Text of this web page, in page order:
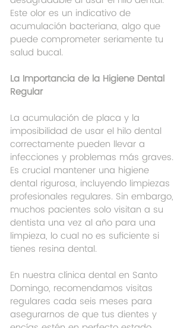
Este olor es un indicativo de
acumulación bacteriana, algo que
puede comprometer seriamente tu
salud bucal.
La Importancia de la Higiene Dental
Regular
La acumulación de placa y la
imposibilidad de usar el hilo dental
correctamente pueden llevar a
infecciones y problemas más graves.
Es crucial mantener una higiene
dental rigurosa, incluyendo limpiezas
profesionales regulares. Sin embargo,
muchos pacientes solo visitan a su
dentista una vez al año para una
limpieza, lo cual no es suficiente si
tienes resina dental.
En nuestra clínica dental en Santo
Domingo, recomendamos visitas
regulares cada seis meses para
asegurarnos de que tus dientes y